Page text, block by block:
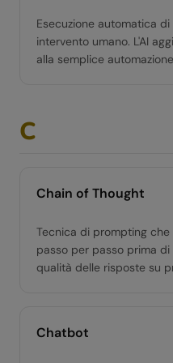
Esecuzione automatica
intervento umano. L'AI
alla semplice
C
Chain of Thought
Tecnica di prompting che
passo per passo prima
qualità delle risposte su
Chatbot